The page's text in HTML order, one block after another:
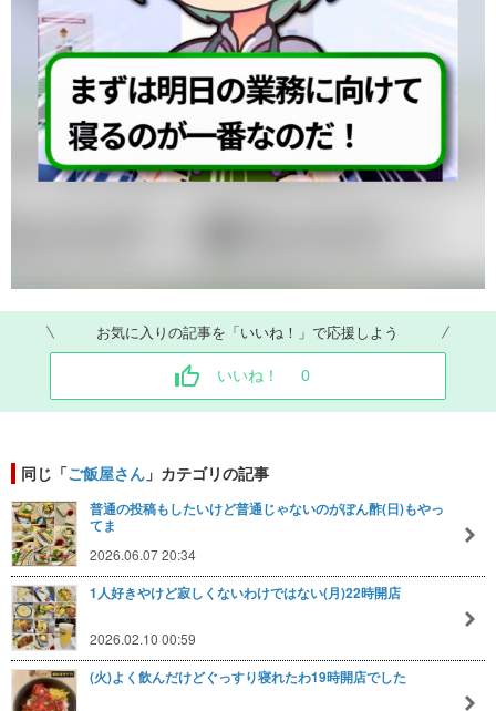
お気に入りの記事を「いいね！」で応援しよう
いいね！ 0
同じ「ご飯屋さん 」カテゴリの記事
普通の投稿もしたいけど普通じゃないのがぽん酢(日)もやっ
てま
2026.06.07 20:34
1人好きやけど寂しくないわけではない(月)22時開店
2026.02.10 00:59
(火)よく飲んだけどぐっすり寝れたわ19時開店でした